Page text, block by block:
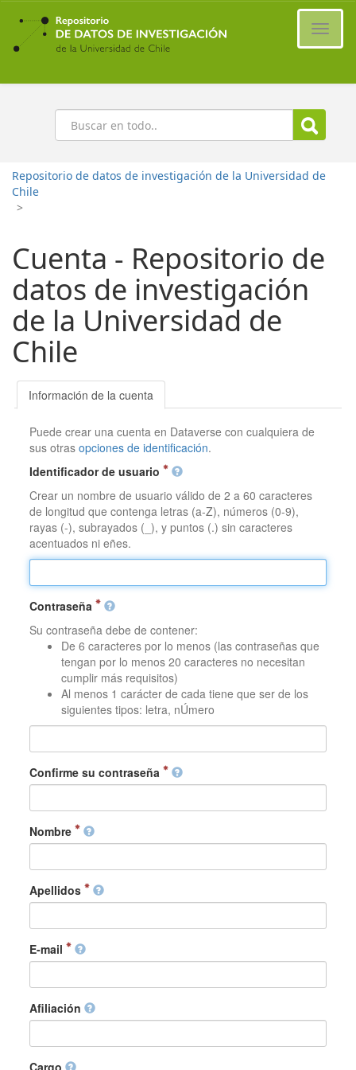
Ir
contenido
principal
Buscar
Repositorio de datos de investigación de la Universidad de
Chile
>
Cuenta - Repositorio de
datos de investigación
de la Universidad de
Chile
Información de la cuenta
Puede crear una cuenta en Dataverse con cualquiera de
sus otrasopciones de identificación.
Identificador de usuario
Crear un nombre de usuario válido de 2 a 60 caracteres
de longitud que contenga letras (a-Z), números (0-9),
rayas (-), subrayados (_), y puntos (.) sin caracteres
acentuados ni eñes.
Contraseña
Su contraseña debe de contener:
De 6 caracteres por lo menos (las contraseñas que
tengan por lo menos 20 caracteres no necesitan
cumplir más requisitos)
Al menos 1 carácter de cada tiene que ser de los
siguientes tipos: letra, nÚmero
Confirme su contraseña
Nombre
Apellidos
E-mail
Afiliación
Cargo